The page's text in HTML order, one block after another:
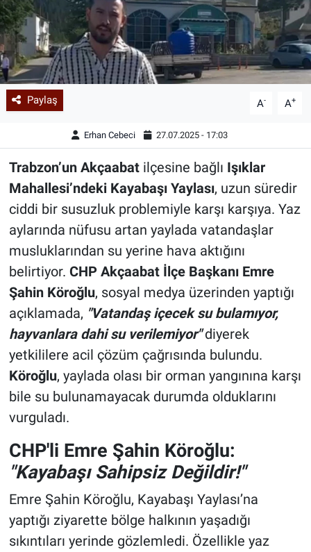
Paylaş A- A+
Erhan Cebeci 27.07.2025 - 17:03
Trabzon’un Akçaabat ilçesine bağlı Işıklar
Mahallesi’ndeki Kayabaşı Yaylası, uzun süredir
ciddi bir susuzluk problemiyle karşı karşıya. Yaz
aylarında nüfusu artan yaylada vatandaşlar
musluklarından su yerine hava aktığını
belirtiyor. CHP Akçaabat İlçe Başkanı Emre
Şahin Köroğlu, sosyal medya üzerinden yaptığı
açıklamada, "Vatandaş içecek su bulamıyor,
hayvanlara dahi su verilemiyor"diyerek
yetkililere acil çözüm çağrısında bulundu.
Köroğlu, yaylada olası bir orman yangınına karşı
bile su bulunamayacak durumda olduklarını
vurguladı.
CHP'li Emre Şahin Köroğlu:
"Kayabaşı Sahipsiz Değildir!"
Emre Şahin Köroğlu, Kayabaşı Yaylası’na
yaptığı ziyarette bölge halkının yaşadığı
sıkıntıları yerinde gözlemledi. Özellikle yaz